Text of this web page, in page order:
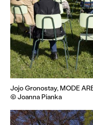
Jojo Gronostay, MODE
© Joanna Pianka